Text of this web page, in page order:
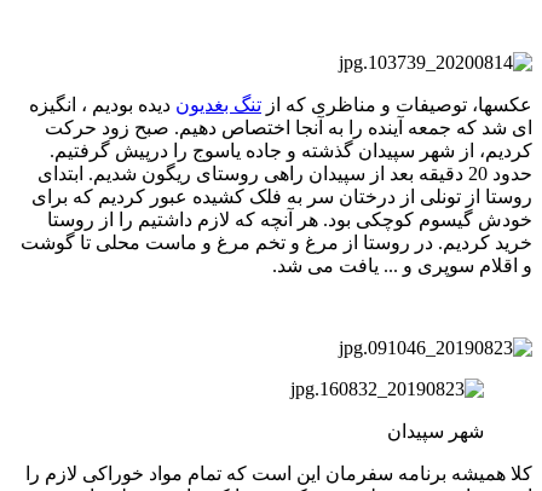
عکسها، توصیفات و مناظری که از تنگ بغدیون دیده بودیم ، انگیزه
ای شد که جمعه آینده را به آنجا اختصاص دهیم. صبح زود حرکت
کردیم، از شهر سپیدان گذشته و جاده یاسوج را درپیش گرفتیم.
حدود 20 دقیقه بعد از سپیدان راهی روستای ریگون شدیم. ابتدای
روستا از تونلی از درختان سر به فلک کشیده عبور کردیم که برای
خودش گیسوم کوچکی بود. هر آنچه که لازم داشتیم را از روستا
خرید کردیم. در روستا از مرغ و تخم مرغ و ماست محلی تا گوشت
و اقلام سوپری و ... یافت می شد.
شهر سپیدان
کلا همیشه برنامه سفرمان این است که تمام مواد خوراکی لازم را